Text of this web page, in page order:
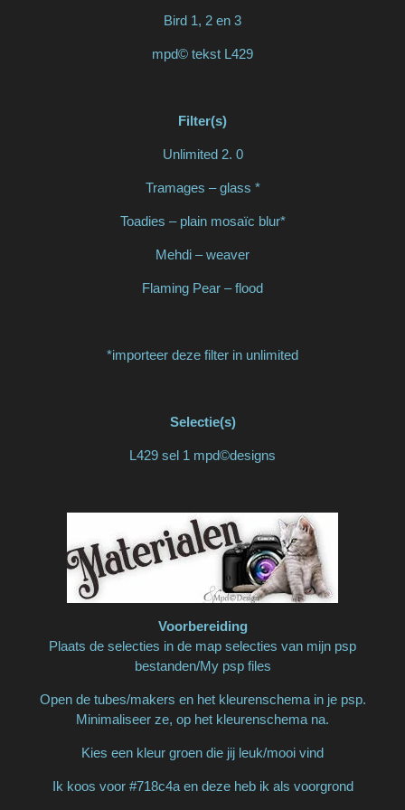
Bird 1, 2 en 3
mpd© tekst L429
Filter(s)
Unlimited 2. 0
Tramages – glass *
Toadies – plain mosaïc blur*
Mehdi – weaver
Flaming Pear – flood
*importeer deze filter in unlimited
Selectie(s)
L429 sel 1 mpd©designs
Voorbereiding
Plaats de selecties in de map selecties van mijn psp
bestanden/My psp files
Open de tubes/makers en het kleurenschema in je psp.
Minimaliseer ze, op het kleurenschema na.
Kies een kleur groen die jij leuk/mooi vind
Ik koos voor #718c4a en deze heb ik als voorgrond